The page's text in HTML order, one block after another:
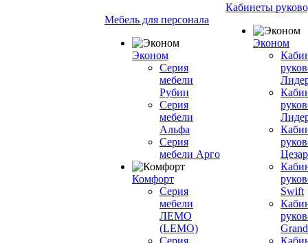
Мебель для персонала
Эконом
Серия
мебели
Рубин
Серия
мебели
Альфа
Серия
мебели Арго
Комфорт
Серия
мебели
ЛЕМО
(LEMO)
Серия
Кабинеты
Эконом
Swift
Grand